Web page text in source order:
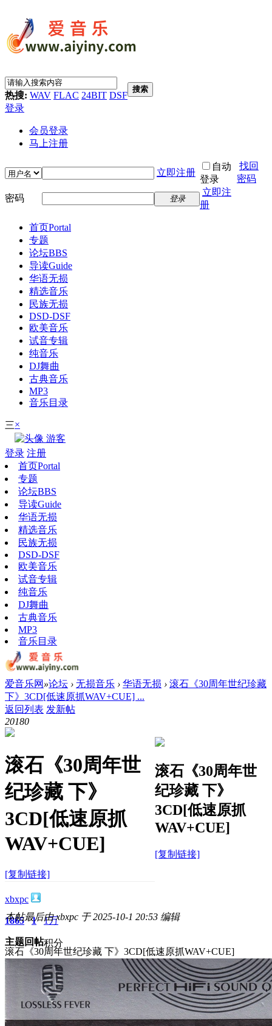
热搜: WAV FLAC 24BIT DSF
搜索
登录
会员登录
马上注册
立即注册
自动
登录
找回
密码
密码
登录
立即注
册
首页Portal
专题
论坛BBS
导读Guide
华语无损
精选音乐
民族无损
DSD-DSF
欧美音乐
试音专辑
纯音乐
DJ舞曲
古典音乐
MP3
音乐目录
三×
游客
登录 注册
首页Portal
专题
论坛BBS
导读Guide
华语无损
精选音乐
民族无损
DSD-DSF
欧美音乐
试音专辑
纯音乐
DJ舞曲
古典音乐
MP3
音乐目录
爱音乐网 »论坛 › 无损音乐 › 华语无损 › 滚石《30周年世纪珍藏
下》3CD[低速原抓WAV+CUE] ...
返回列表 发新帖
20180
滚石《30周年世
纪珍藏 下》
3CD[低速原抓
WAV+CUE]
[复制链接]
滚石《30周年世
纪珍藏 下》
3CD[低速原抓
WAV+CUE]
[复制链接]
xbxpc
1865
主题
1
回帖
1万
积分
积分
10117
2025-10-1 20:50:39 / 显示全部楼层
阅读模式
20180
本帖最后由 xbxpc 于 2025-10-1 20:53 编辑
滚石《30周年世纪珍藏 下》3CD[低速原抓WAV+CUE]